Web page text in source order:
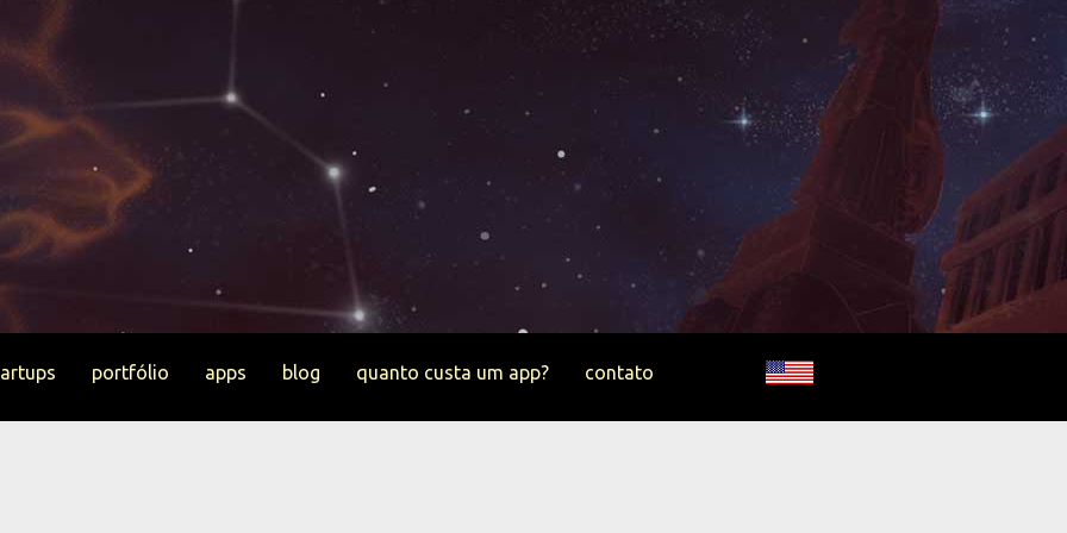
portfólio apps blog quanto custa um app? contato